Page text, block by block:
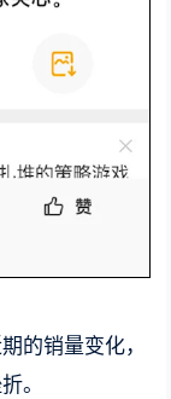
的销量变化，
。